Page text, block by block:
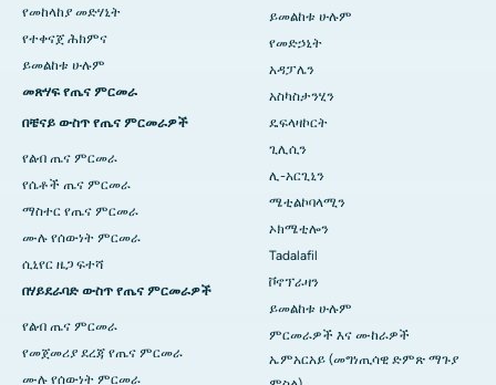
የመከላከያ መድሃኒት
የተቀናጀ ሕክምና
ይመልከቱ ሁሉም
መጽሃፍ የጤና ምርመራ
በቼናይ ውስጥ የጤና ምርመራዎች
የልብ ጤና ምርመራ
የሴቶች ጤና ምርመራ
ማስተር የጤና ምርመራ
ሙሉ የሰውነት ምርመራ
ሲኒየር ዜጋ ፍተሻ
በሃይደራባድ ውስጥ የጤና ምርመራዎች
የልብ ጤና ምርመራ
የመጀመሪያ ደረጃ የጤና ምርመራ
ሙሉ የሰውነት ምርመራ
ይመልከቱ ሁሉም
የመድኃኒት
አዳፓሌን
አስካስታንሂን
ዴፍላዛኮርት
ጊሊሲን
ሊ-አርጊኒን
ሜቲልኮባላሚን
ኦክሜቲሎን
Tadalafil
ቮኖፕራዛን
ይመልከቱ ሁሉም
ምርመራዎች እና ሙከራዎች
ኤምአርአይ (መግነጢሳዊ ድምጽ ማጉያ